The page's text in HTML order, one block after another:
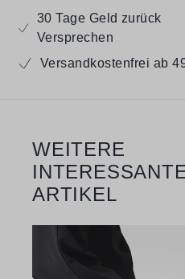
30 Tage Geld zurück
Versprechen
Versandkostenfrei ab
Produktgalerie überspringen
WEITERE
ARTIKEL